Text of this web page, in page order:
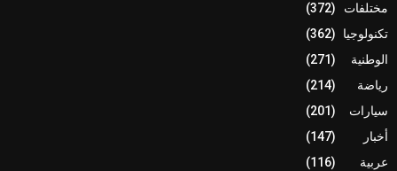
مختلفات
(372)
تكنولوجيا
(362)
الوطنية
(271)
رياضة
(214)
سيارات
(201)
أخبار
(147)
عربية
(116)